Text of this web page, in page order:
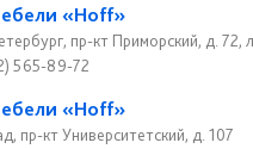
«Hoff»
пр-кт Приморский, д. 72,
565-89-72
«Hoff»
пр-кт Университетский, д. 107